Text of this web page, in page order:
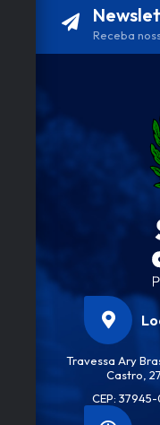
EspReceba
Travessa Ary
Castro,
CEP: